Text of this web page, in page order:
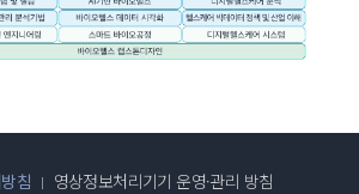
침 영상정보처리기기 운영·관리 방침